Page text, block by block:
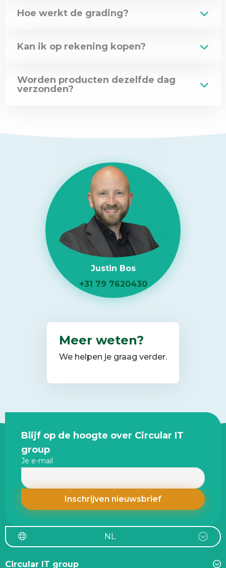
Hoe werkt de grading?
Kan ik op rekening kopen?
Worden producten dezelfde dag
verzonden?
Justin Bos
+31 79 7620430
Meer weten?
We helpen je graag verder.
Site
footer
Blijf op de hoogte over Circular IT
group
Je e-mail
NL
Circular IT group